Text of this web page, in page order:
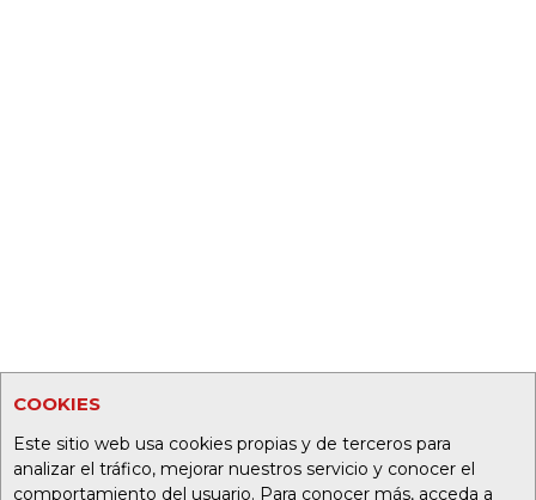
COOKIES
Este sitio web usa cookies propias y de terceros para
analizar el tráfico, mejorar nuestros servicio y conocer el
comportamiento del usuario. Para conocer más, acceda a